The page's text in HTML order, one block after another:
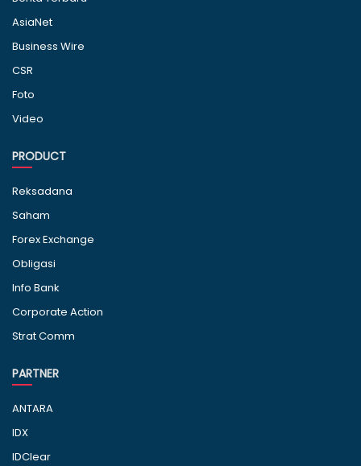
AsiaNet
Business Wire
CSR
Foto
Video
PRODUCT
Reksadana
Saham
Forex Exchange
Obligasi
Info Bank
Corporate Action
Strat Comm
PARTNER
ANTARA
IDX
IDClear